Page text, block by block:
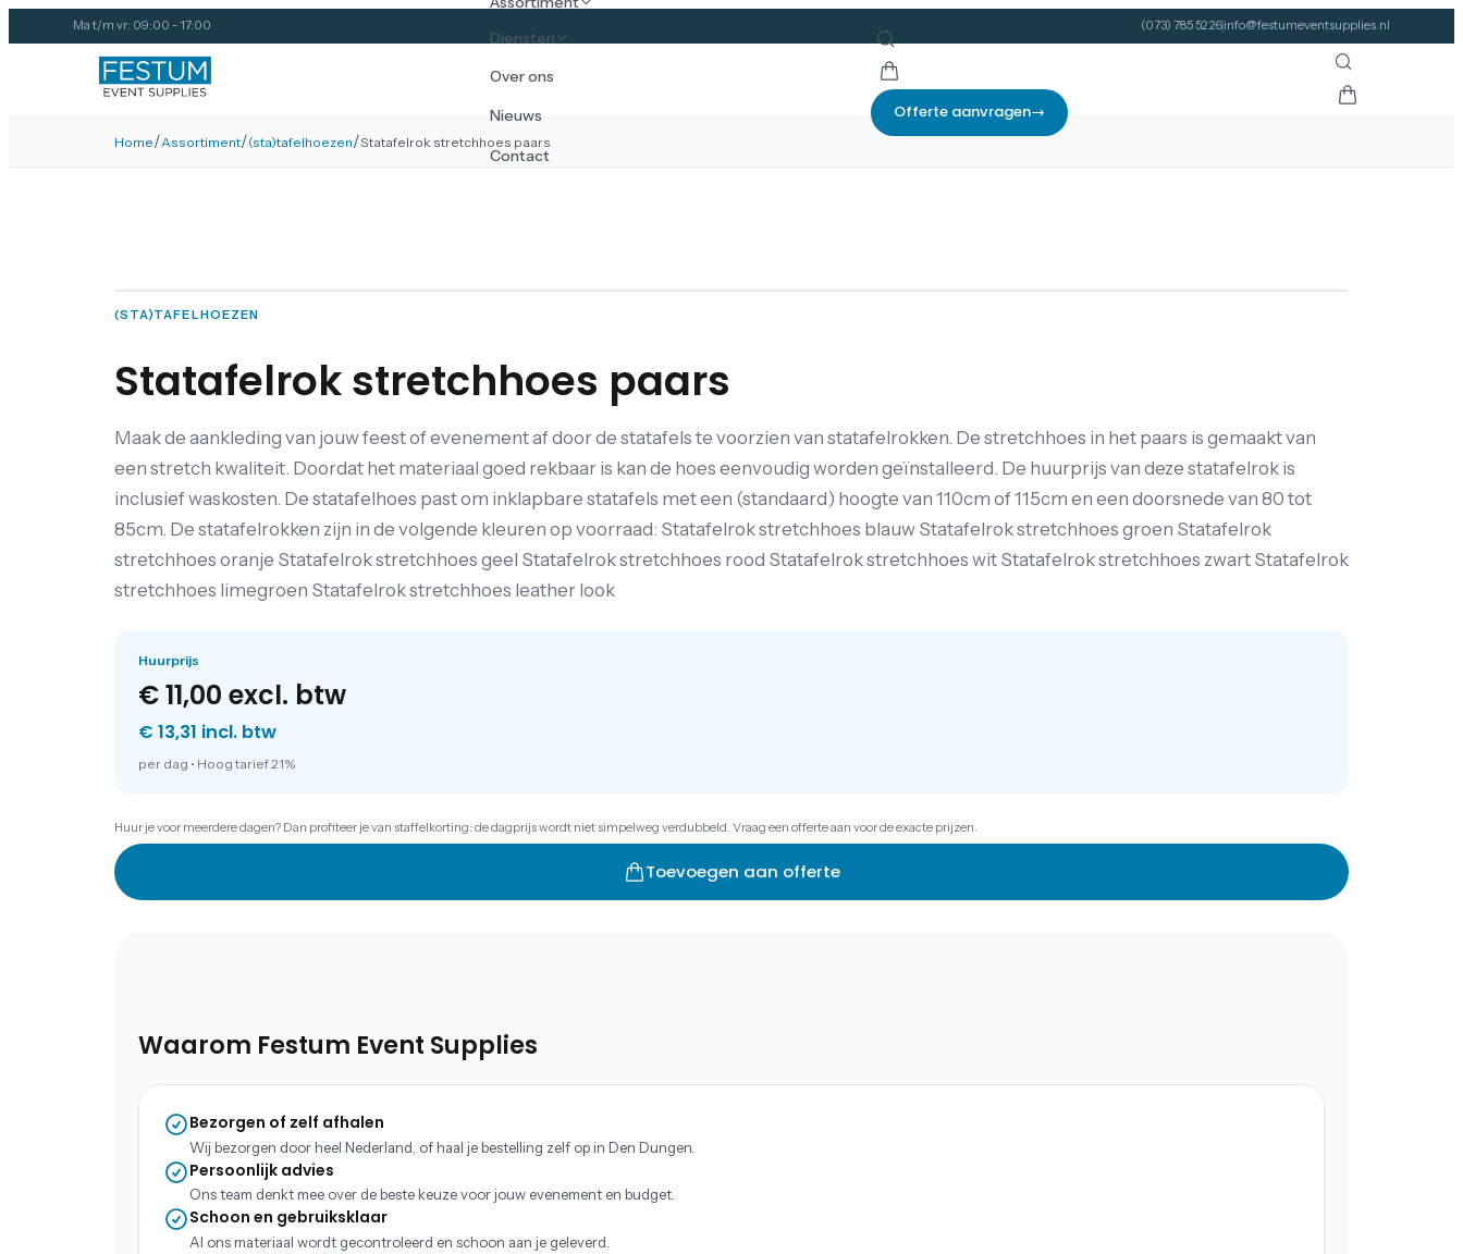
Ma t/m vr: 09:00 - 17:00 (073) 785 52 26info@festumeventsupplies.nl
Diensten
Over ons
Nieuws
Contact
Offerte aanvragen
Home/Assortiment/(sta)tafelhoezen/Statafelrok stretchhoes paars
(STA)TAFELHOEZEN
Statafelrok stretchhoes paars
Maak de aankleding van jouw feest of evenement af door de statafels te voorzien van statafelrokken. De stretchhoes in het paars is gemaakt van
een stretch kwaliteit. Doordat het materiaal goed rekbaar is kan de hoes eenvoudig worden geïnstalleerd. De huurprijs van deze statafelrok is
inclusief waskosten. De statafelhoes past om inklapbare statafels met een (standaard) hoogte van 110cm of 115cm en een doorsnede van 80 tot
85cm. De statafelrokken zijn in de volgende kleuren op voorraad: Statafelrok stretchhoes blauw Statafelrok stretchhoes groen Statafelrok
stretchhoes oranje Statafelrok stretchhoes geel Statafelrok stretchhoes rood Statafelrok stretchhoes wit Statafelrok stretchhoes zwart Statafelrok
stretchhoes limegroen Statafelrok stretchhoes leather look
Huurprijs
€ 11,00 excl. btw
€ 13,31 incl. btw
per dag • Hoog tarief 21%
Huur je voor meerdere dagen? Dan profiteer je van staffelkorting: de dagprijs wordt niet simpelweg verdubbeld. Vraag een offerte aan voor de exacte prijzen.
Toevoegen aan offerte
Waarom Festum Event Supplies
Bezorgen of zelf afhalen
Wij bezorgen door heel Nederland, of haal je bestelling zelf op in Den Dungen.
Persoonlijk advies
Ons team denkt mee over de beste keuze voor jouw evenement en budget.
Schoon en gebruiksklaar
Al ons materiaal wordt gecontroleerd en schoon aan je geleverd.